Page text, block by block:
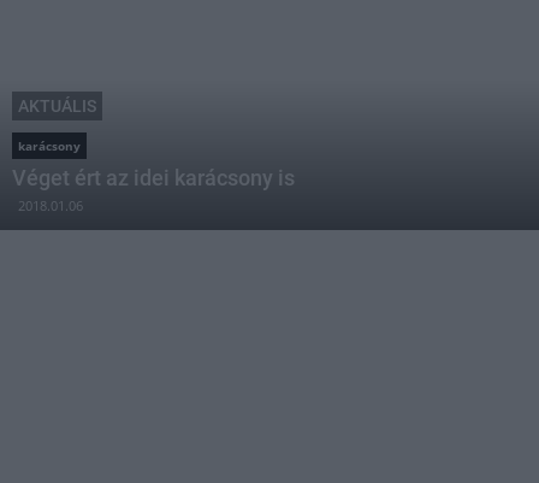
AKTUÁLIS
karácsony
Véget ért az idei karácsony is
2018.01.06